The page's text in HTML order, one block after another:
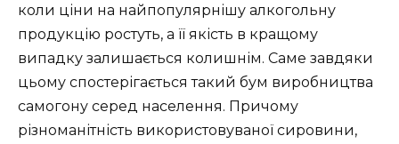
коли ціни на найпопулярнішу алкогольну
продукцію ростуть, а її якість в кращому
випадку залишається колишнім. Саме завдяки
цьому спостерігається такий бум виробництва
самогону серед населення. Причому
різноманітність використовуваної сировини,